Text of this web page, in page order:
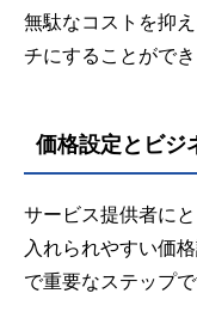
無駄なコストを抑
チにすることができ
価格設定とビジ
サービス提供者に
入れられやすい価
で重要なステップで